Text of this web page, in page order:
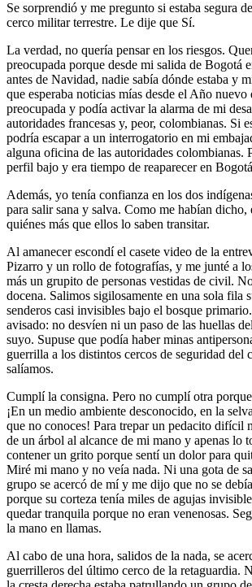
Se sorprendió y me pregunto si estaba segura
cerco militar terrestre. Le dije que Sí.
La verdad, no quería pensar en los riesgos.
preocupada porque desde mi salida de Bogotá
antes de Navidad, nadie sabía dónde estaba y
que esperaba noticias mías desde el Año nuevo
preocupada y podía activar la alarma de mi
autoridades francesas y, peor, colombianas. Si
podría escapar a un interrogatorio en mi
alguna oficina de las autoridades colombianas.
perfil bajo y era tiempo de reaparecer en
Además, yo tenía confianza en los dos
para salir sana y salva. Como me habían
quiénes más que ellos lo saben transitar.
Al amanecer escondí el casete video de la
Pizarro y un rollo de fotografías, y me junté a
más un grupito de personas vestidas de civil.
docena. Salimos sigilosamente en una sola fila
senderos casi invisibles bajo el bosque
avisado: no desvíen ni un paso de las huellas
suyo. Supuse que podía haber minas
guerrilla a los distintos cercos de seguridad del
salíamos.
Cumplí la consigna. Pero no cumplí otra
¡En un medio ambiente desconocido, en la
que no conoces! Para trepar un pedacito difícil
de un árbol al alcance de mi mano y apenas lo
contener un grito porque sentí un dolor para
Miré mi mano y no veía nada. Ni una gota de
grupo se acercó de mí y me dijo que no se
porque su corteza tenía miles de agujas
quedar tranquila porque no eran venenosas.
la mano en llamas.
Al cabo de una hora, salidos de la nada, se
guerrilleros del último cerco de la retaguardia.